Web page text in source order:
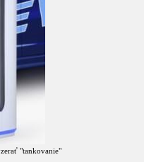
"tankovanie"